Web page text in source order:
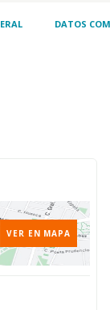
DATOS
VER EN MAPA